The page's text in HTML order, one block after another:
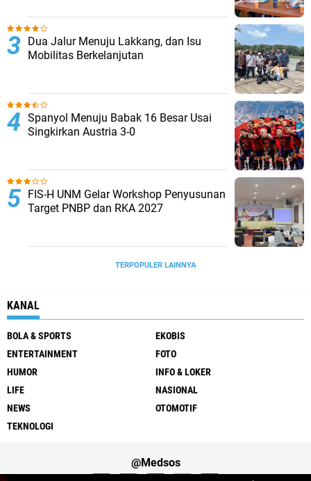
Dua Jalur Menuju Lakkang, dan Isu
Mobilitas Berkelanjutan
Spanyol Menuju Babak 16 Besar Usai
Singkirkan Austria 3-0
FIS-H UNM Gelar Workshop Penyusunan
Target PNBP dan RKA 2027
TERPOPULER LAINNYA
KANAL
BOLA & SPORTS
EKOBIS
ENTERTAINMENT
FOTO
HUMOR
INFO & LOKER
LIFE
NASIONAL
NEWS
OTOMOTIF
TEKNOLOGI
@Medsos